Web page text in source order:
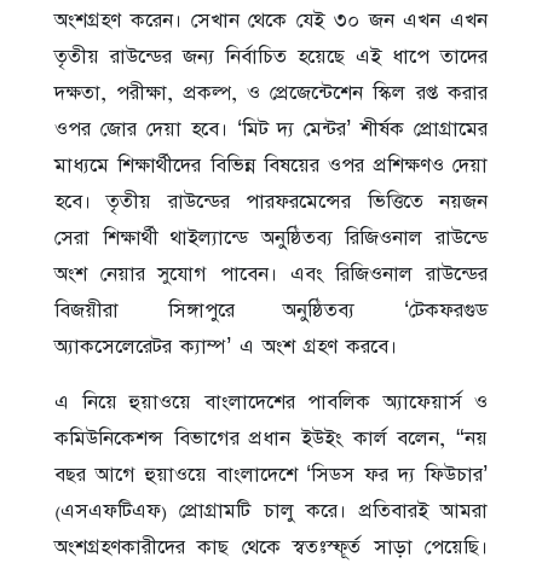
অংশগ্রহণ করেন। সেখান থেকে যেই ৩০ জন এখন এখন
তৃতীয় রাউন্ডের জন্য নির্বাচিত হয়েছে এই ধাপে তাদের
দক্ষতা, পরীক্ষা, প্রকল্প, ও প্রেজেন্টেশেন স্কিল রপ্ত করার
ওপর জোর দেয়া হবে। ‘মিট দ্য মেন্টর’ শীর্ষক প্রোগ্রামের
মাধ্যমে শিক্ষার্থীদের বিভিন্ন বিষয়ের ওপর প্রশিক্ষণও দেয়া
হবে। তৃতীয় রাউন্ডের পারফরমেন্সের ভিত্তিতে নয়জন
সেরা শিক্ষার্থী থাইল্যান্ডে অনুষ্ঠিতব্য রিজিওনাল রাউন্ডে
অংশ নেয়ার সুযোগ পাবেন। এবং রিজিওনাল রাউন্ডের
বিজয়ীরা সিঙ্গাপুরে অনুষ্ঠিতব্য ‘টেকফরগুড
অ্যাকসেলেরেটর ক্যাম্প’ এ অংশ গ্রহণ করবে।
এ নিয়ে হুয়াওয়ে বাংলাদেশের পাবলিক অ্যাফেয়ার্স ও
কমিউনিকেশন্স বিভাগের প্রধান ইউইং কার্ল বলেন, “নয়
বছর আগে হুয়াওয়ে বাংলাদেশে ‘সিডস ফর দ্য ফিউচার’
(এসএফটিএফ) প্রোগ্রামটি চালু করে। প্রতিবারই আমরা
অংশগ্রহণকারীদের কাছ থেকে স্বতঃস্ফূর্ত সাড়া পেয়েছি।